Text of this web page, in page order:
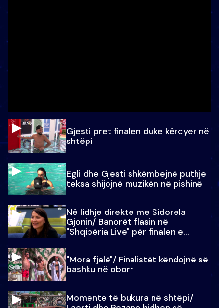
Gjesti pret finalen duke kërcyer në
shtëpi
Egli dhe Gjesti shkëmbejnë puthje
teksa shijojnë muzikën në pishinë
Në lidhje direkte me Sidorela
Gjonin/ Banorët flasin në
"Shqipëria Live" për finalen e
"Mora fjalë"/ Finalistët këndojnë së
bashku në oborr
Momente të bukura në shtëpi/